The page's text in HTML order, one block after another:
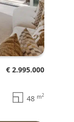
€ 2.995.000
48 m2